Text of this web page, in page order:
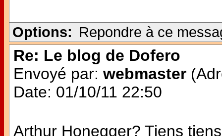
Options: Repondre à ce
Re: Le blog de Dofero
Envoyé par: webmaster
Date: 01/10/11 22:50
Arthur Honegger? Tiens